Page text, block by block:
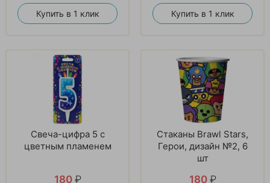
Купить в 1 клик Купить в 1 клик
Свеча-цифра 5 с
цветным пламенем
180 ₽
Стаканы Brawl Stars,
Герои, дизайн №2, 6
шт
180 ₽